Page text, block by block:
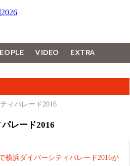
VIDEO
EXTRA
ィパレード2016
レード2016
横浜ダイバーシティパレード2016が